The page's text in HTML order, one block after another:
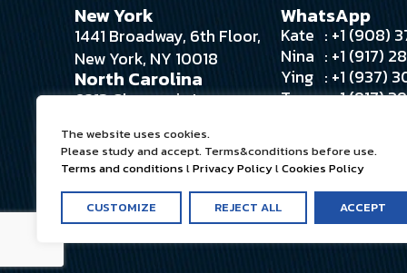
The website uses cookies.
Please study and accept. Terms&conditions before use.
Terms and conditions lPrivacy PolicylCookies Policy
CUSTOMIZE REJECT ALL ACCEPT
New York
1441 Broadway, 6th Floor,
New York, NY 10018
North Carolina
6213 Glengarrie Ln
WhatsApp
Kate
Nina
Ying
Tee
: +1 (908)
: +1 (917)
: +1 (937)
: +1 (917)
Terms and conditions Privacy PolicylCookies Policy
©Copyright2026KPB International Corporation, All Right